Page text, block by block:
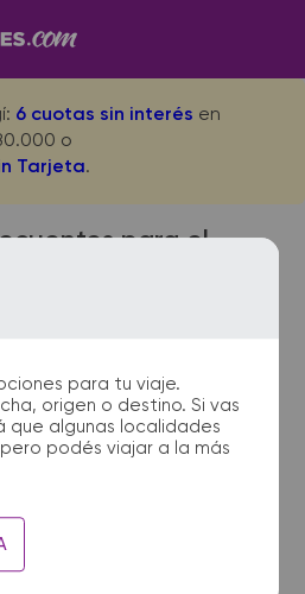
6 cuotas sin interés en
o
Tarjeta.
para tu viaje.
origen o destino. Si vas
que algunas localidades
podés viajar a la más
para el
a
las
micro de
Claromeco?
ómnibus de